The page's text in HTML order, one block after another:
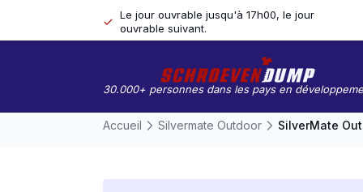
Le jour ouvrable jusqu'à 17h00, le jour
ouvrable suivant.
30.000+ personnes dans les pays en
Accueil Silvermate Outdoor SilverMate